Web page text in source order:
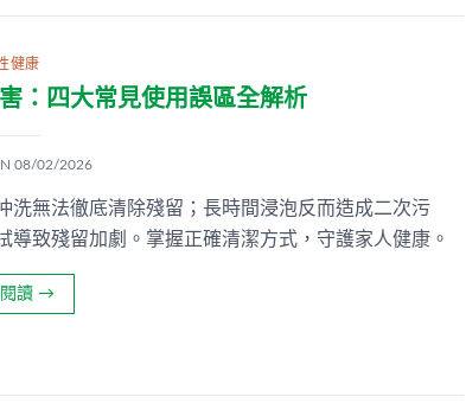
健康
：四大常見使用誤區全解析
08/02/2026
洗無法徹底清除殘留；長時間浸泡反而造成二次污
致殘留加劇。掌握正確清潔方式，守護家人健康。
讀 →